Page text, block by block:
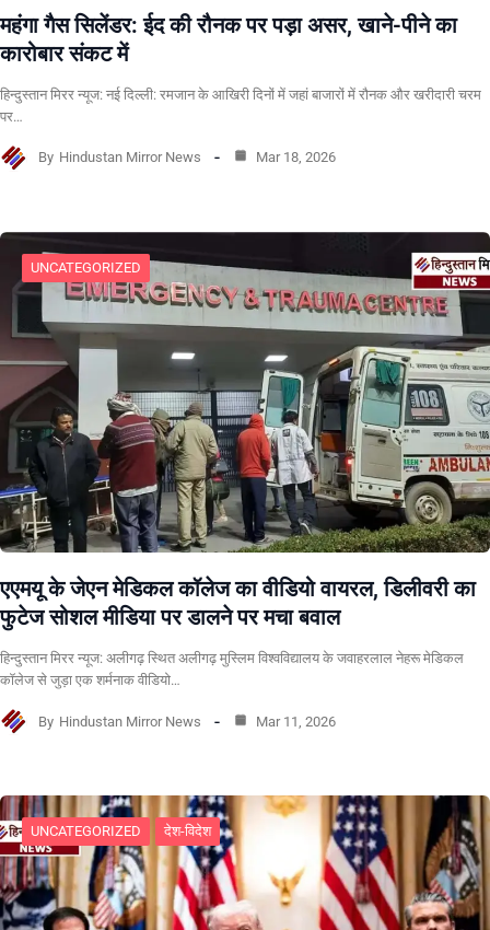
महंगा गैस सिलेंडर: ईद की रौनक पर पड़ा असर, खाने-पीने का
कारोबार संकट में
हिन्दुस्तान मिरर न्यूज: नई दिल्ली: रमजान के आखिरी दिनों में जहां बाजारों में रौनक और खरीदारी चरम
पर…
By Hindustan Mirror News Mar 18, 2026
UNCATEGORIZED
एएमयू के जेएन मेडिकल कॉलेज का वीडियो वायरल, डिलीवरी का
फुटेज सोशल मीडिया पर डालने पर मचा बवाल
हिन्दुस्तान मिरर न्यूज: अलीगढ़ स्थित अलीगढ़ मुस्लिम विश्वविद्यालय के जवाहरलाल नेहरू मेडिकल
कॉलेज से जुड़ा एक शर्मनाक वीडियो…
By Hindustan Mirror News Mar 11, 2026
UNCATEGORIZED देश-विदेश